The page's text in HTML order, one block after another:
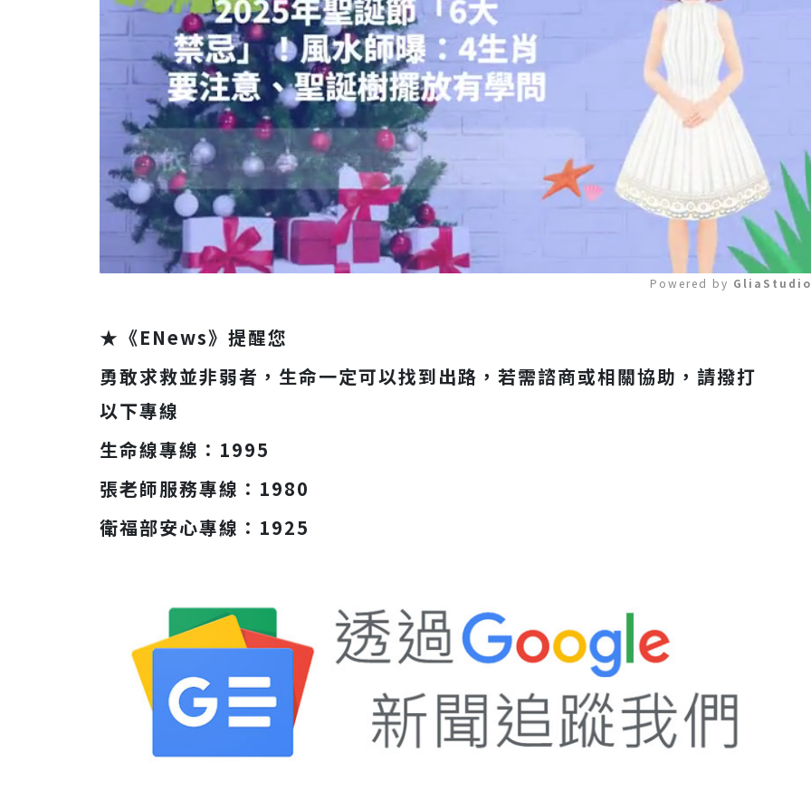
Powered by
★《ENews》提醒您
勇敢求救並非弱者，生命一定可以找到出路，若需諮商或相關協助，請撥打
以下專線
生命線專線：1995
張老師服務專線：1980
衛福部安心專線：1925